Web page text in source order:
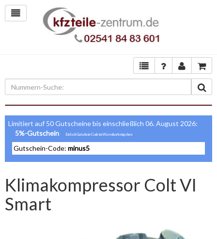
Limitiert auf 50 Gutscheine bis einschließlich 06. August 2026:
5%-Gutschein
Gutschein-Code: minus5
Klimakompressor Colt VI
Smart